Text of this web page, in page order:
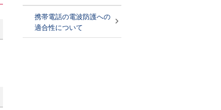
携帯電話の電波防護への
適合性について